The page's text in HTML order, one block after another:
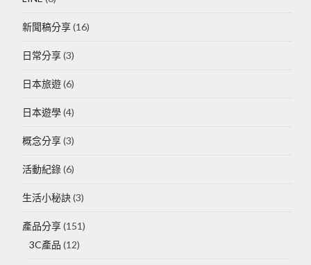
新聞稿分享(16)
日常分享(3)
日本旅遊(6)
日本遊學(4)
概念分享(3)
活動紀錄(6)
生活小秘訣(3)
產品分享(151)
3C產品 (12)